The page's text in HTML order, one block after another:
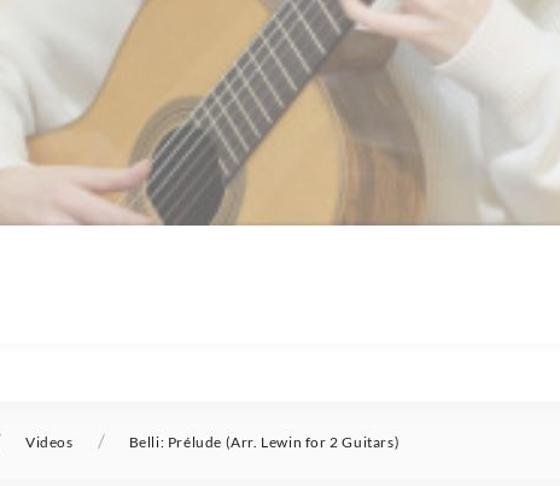
Videos / Belli: Prélude (Arr. Lewin for 2 Guitars)